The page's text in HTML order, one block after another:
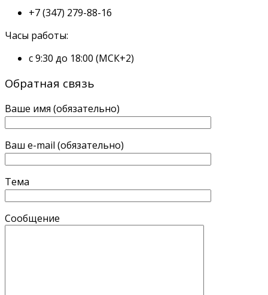
+7 (347) 279-88-16
Часы работы:
с 9:30 до 18:00 (МСК+2)
Обратная связь
Ваше имя (обязательно)
Ваш e-mail (обязательно)
Тема
Сообщение